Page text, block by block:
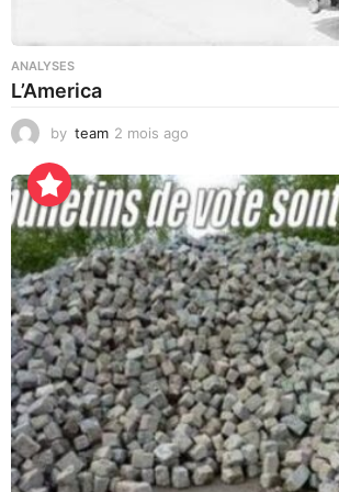
ANALYSES
L’America
by team 2 mois ago
u
r
s
a
g
o